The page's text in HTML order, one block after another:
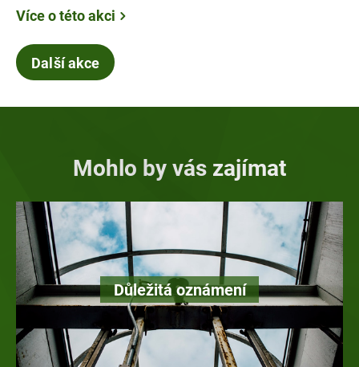
Více o této akci
Další akce
Mohlo by vás zajímat
Důležitá oznámení